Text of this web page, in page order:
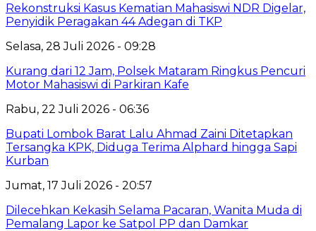
Rekonstruksi Kasus Kematian Mahasiswi NDR Digelar,
Penyidik Peragakan 44 Adegan di TKP
Selasa, 28 Juli 2026 - 09:28
Kurang dari 12 Jam, Polsek Mataram Ringkus Pencuri
Motor Mahasiswi di Parkiran Kafe
Rabu, 22 Juli 2026 - 06:36
Bupati Lombok Barat Lalu Ahmad Zaini Ditetapkan
Tersangka KPK, Diduga Terima Alphard hingga Sapi
Kurban
Jumat, 17 Juli 2026 - 20:57
Dilecehkan Kekasih Selama Pacaran, Wanita Muda di
Pemalang Lapor ke Satpol PP dan Damkar